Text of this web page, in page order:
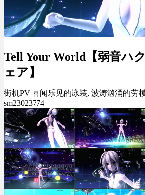
Tell Your World【弱音ハ
ェア】
街机PV 喜闻乐见的泳装, 波涛汹涌的劳
sm23023774